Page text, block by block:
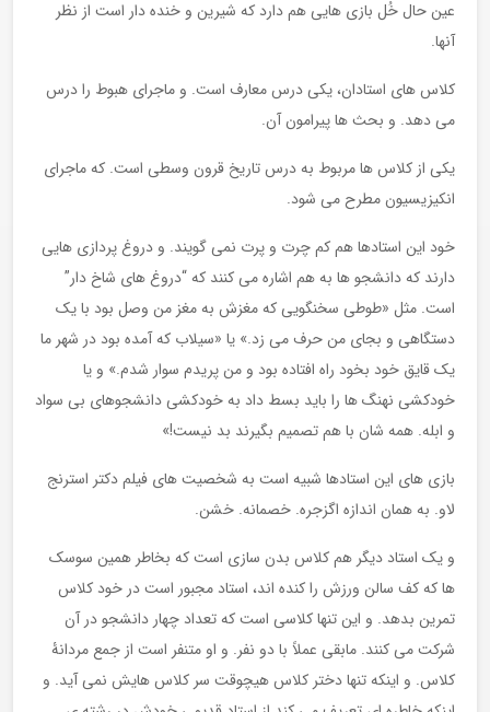
عین حال خُل بازی هایی هم دارد که شیرین و خنده دار است از نظر
آنها.
کلاس های استادان، یکی درس معارف است. و ماجرای هبوط را درس
می دهد. و بحث ها پیرامون آن.
یکی از کلاس ها مربوط به درس تاریخ قرون وسطی است. که ماجرای
انکیزیسیون مطرح می شود.
خود این استادها هم کم چرت و پرت نمی گویند. و دروغ پردازی هایی
دارند که دانشجو ها به هم اشاره می کنند که “دروغ های شاخ دار”
است. مثل «طوطی سخنگویی که مغزش به مغز من وصل بود با یک
دستگاهی و بجای من حرف می زد.» یا «سیلاب که آمده بود در شهر ما
یک قایق خود بخود راه افتاده بود و من پریدم سوار شدم.» و یا
خودکشی نهنگ ها را باید بسط داد به خودکشی دانشجوهای بی سواد
و ابله. همه شان با هم تصمیم بگیرند بد نیست!»
بازی های این استادها شبیه است به شخصیت های فیلم دکتر استرنج
لاو. به همان اندازه اگزجره. خصمانه. خشن.
و یک استاد دیگر هم کلاس بدن سازی است که بخاطر همین سوسک
ها که کف سالن ورزش را کنده اند، استاد مجبور است در خود کلاس
تمرین بدهد. و این تنها کلاسی است که تعداد چهار دانشجو در آن
شرکت می کنند. مابقی عملاً با دو نفر. و او متنفر است از جمع مردانۀ
کلاس. و اینکه تنها دختر کلاس هیچوقت سر کلاس هایش نمی آید. و